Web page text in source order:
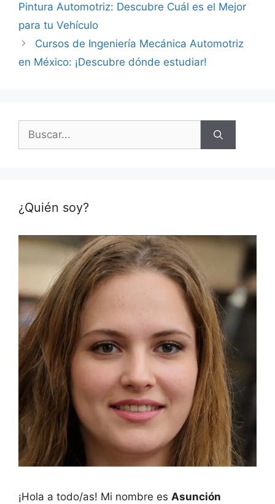
Pintura Automotriz: Descubre Cuál es el Mejor
para tu Vehículo
Cursos de Ingeniería Mecánica Automotriz
en México: ¡Descubre dónde estudiar!
Buscar:
¿Quién soy?
¡Hola a todo/as! Mi nombre es Asunción